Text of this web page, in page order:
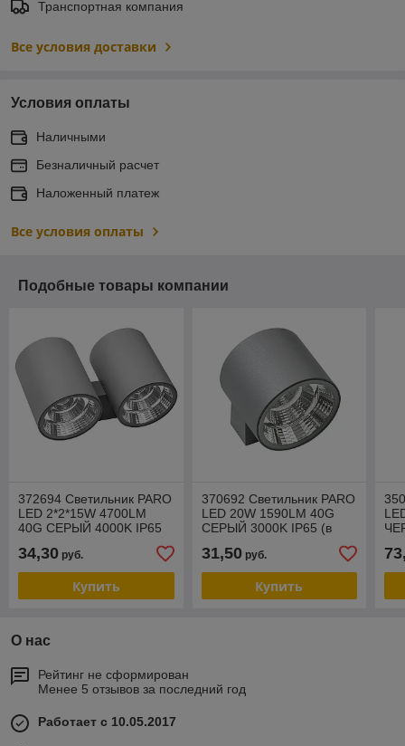
Транспортная компания
Все условия доставки
Условия оплаты
Наличными
Безналичный расчет
Наложенный платеж
Все условия оплаты
Подобные товары компании
372694 Светильник PARO
LED 2*2*15W 4700LM
40G СЕРЫЙ 4000K IP65
34,30 руб.
Купить
370692 Светильник PARO
LED 20W 1590LM 40G
СЕРЫЙ 3000K IP65 (в
31,50руб.
Купить
О нас
Рейтинг не сформирован
Менее 5 отзывов за последний год
Работает с 10.05.2017